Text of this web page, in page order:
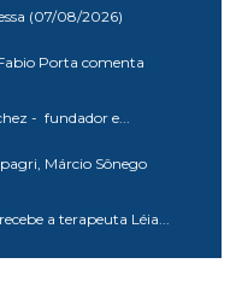
(07/08/2026)
Porta comenta
- fundador e...
Márcio Sônego
a terapeuta Léia...